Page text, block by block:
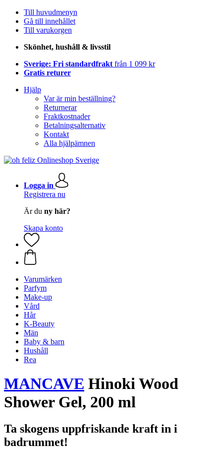
Till huvudmenyn
Gå till innehållet
Till varukorgen
Skönhet, hushåll & livsstil
Sverige: Fri standardfrakt från 1 099 kr
Gratis returer
Hjälp
Var är min beställning?
Returnerar
Fraktkostnader
Betalningsalternativ
Kontakt
Alla hjälpämnen
Logga in
Registrera nu
Är du ny här?
Skapa konto
Varumärken
Parfym
Make-up
Vård
Hår
K-Beauty
Män
Baby & barn
Hushåll
Rea
MANCAVE Hinoki Wood
Shower Gel, 200 ml
Ta skogens uppfriskande kraft in i
badrummet!